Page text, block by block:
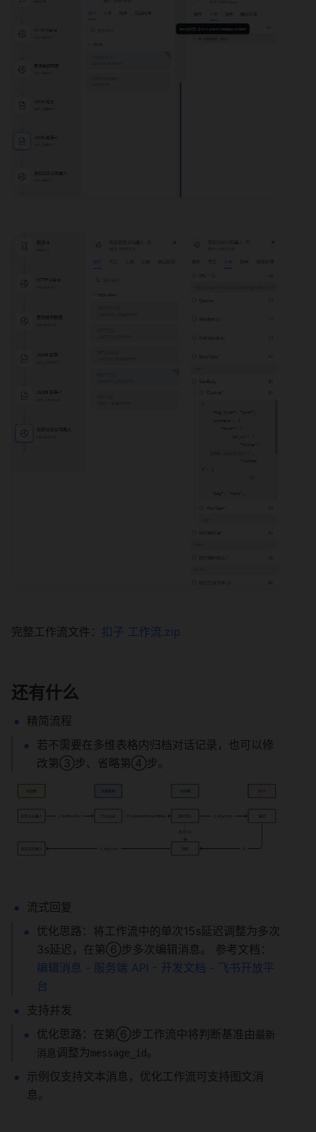
完整工作流文件： 扣子 工作流.zip
还有什么
精简流程
若不需要在多维表格内归档对话记录，也可以修
改第③步、省略第④步。
流式回复
优化思路：将工作流中的单次15s延迟调整为多次
3s延迟，在第⑥步多次编辑消息。 参考文档：
编辑消息 - 服务端 API - 开发文档 - 飞书开放平
台
支持并发
优化思路：在第⑥步工作流中将判断基准由最新
消息 调整为message_id 。
示例仅支持文本消息，优化工作流可支持图文消
息。